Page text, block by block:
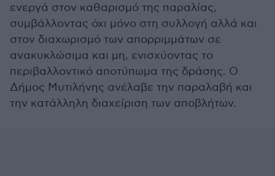
ενεργά στον καθαρισμό της παραλίας,
συμβάλλοντας όχι μόνο στη συλλογή αλλά και
στον διαχωρισμό των απορριμμάτων σε
ανακυκλώσιμα και μη, ενισχύοντας το
περιβαλλοντικό αποτύπωμα της δράσης. Ο
Δήμος Μυτιλήνης ανέλαβε την παραλαβή και
την κατάλληλη διαχείριση των αποβλήτων.